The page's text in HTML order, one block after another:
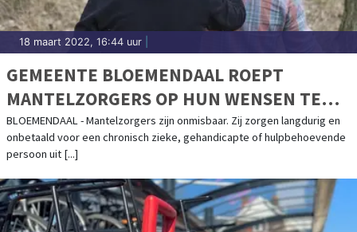
18 maart 2022, 16:44 uur
GEMEENTE BLOEMENDAAL ROEPT
MANTELZORGERS OP HUN WENSEN TE
DELEN.
BLOEMENDAAL - Mantelzorgers zijn onmisbaar. Zij zorgen langdurig en
onbetaald voor een chronisch zieke, gehandicapte of hulpbehoevende
persoon uit [...]